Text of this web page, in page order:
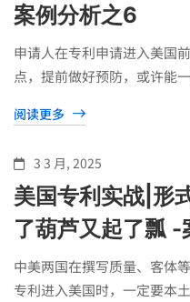
案例分析之6
申请人在专利申请进入美国
点，提前做好预防，或许能
阅读更多
3 3 月, 2025
美国专利实战|形
了葫芦又起了瓢 -
中美两国在撰写质量、客体
专利进入美国时，一定要本